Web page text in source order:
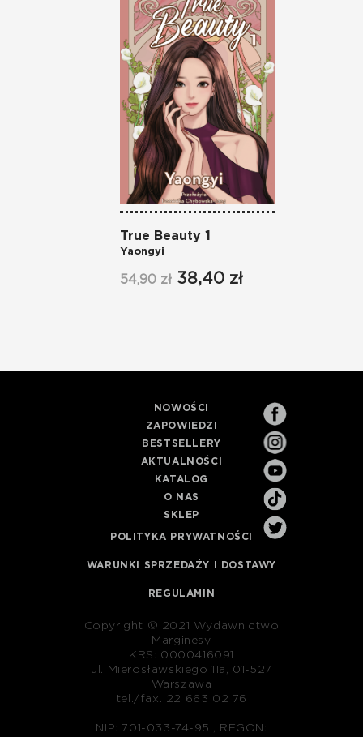
True Beauty 1
Yaongyi
54,90 zł 38,40 zł
NOWOŚCI
ZAPOWIEDZI
BESTSELLERY
AKTUALNOŚCI
KATALOG
O NAS
SKLEP
POLITYKA PRYWATNOŚCI
WARUNKI SPRZEDAŻY I DOSTAWY
REGULAMIN
Copyright © 2021 Wydawnictwo
Marginesy
KRS: 0000416091
ul. Mierosławskiego 11a, 01-527
Warszawa
tel./fax. 22 663 02 76
NIP: 701-033-74-95 , REGON: